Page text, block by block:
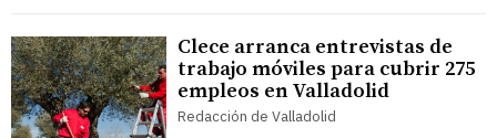
Clece arranca entrevistas de
trabajo móviles para cubrir 275
empleos en Valladolid
Redacción de Valladolid